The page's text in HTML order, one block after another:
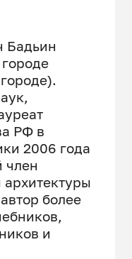
Бадьин
РФ в
2006 года
член
более
и